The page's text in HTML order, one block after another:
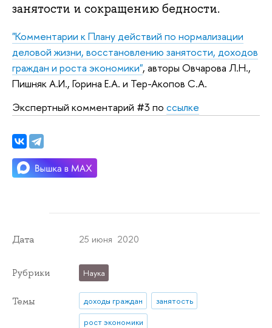
занятости и сокращению бедности.
"Комментарии к Плану действий по нормализации
деловой жизни, восстановлению занятости, доходов
граждан и роста экономики", авторы Овчарова Л.Н.,
Пишняк А.И., Горина Е.А. и Тер-Акопов С.А.
Экспертный комментарий #3 по ссылке
Дата 25 июня 2020
Рубрики Наука
Темы доходы граждан
занятость
рост экономики